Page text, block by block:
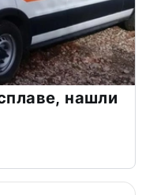
нашли